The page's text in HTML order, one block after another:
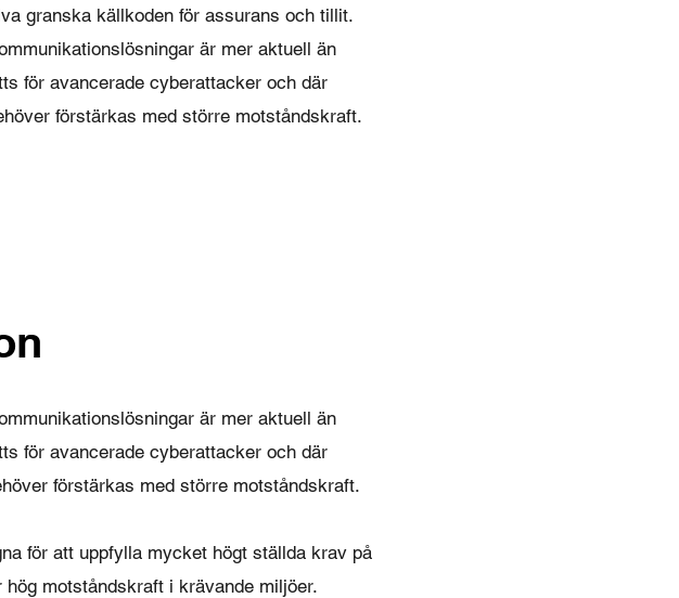
granska källkoden för assurans och tillit.
är mer aktuell än
för avancerade cyberattacker och där
förstärkas med större motståndskraft.
är mer aktuell än
för avancerade cyberattacker och där
förstärkas med större motståndskraft.
för att uppfylla mycket högt ställda krav på
motståndskraft i krävande miljöer.